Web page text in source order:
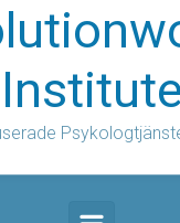
Institute